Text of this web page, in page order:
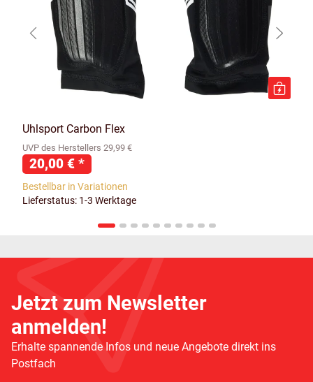
Uhlsport Carbon Flex
UVP des Herstellers 29,99 €
20,00 € *
Bestellbar in Variationen
Lieferstatus: 1-3 Werktage
Jetzt zum Newsletter
anmelden!
Erhalte spannende Infos und neue Angebote direkt ins
Postfach